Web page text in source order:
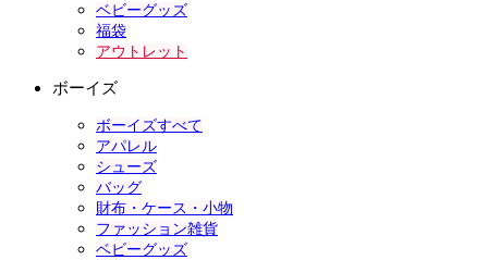
ベビーグッズ
福袋
アウトレット
ボーイズ
ボーイズすべて
アパレル
シューズ
バッグ
財布・ケース・小物
ファッション雑貨
ベビーグッズ